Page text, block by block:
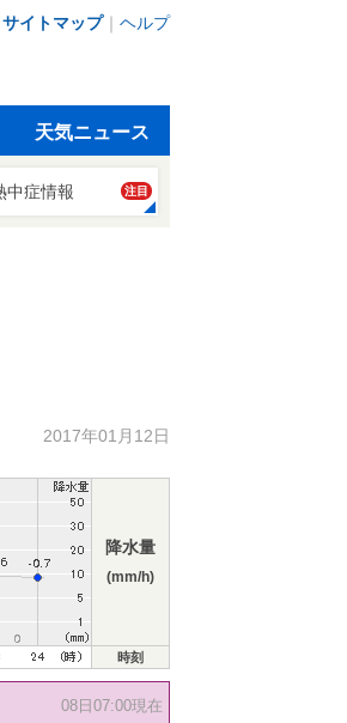
サイトマップ｜ ヘルプ
天気ニュース
中症情報 注目
2017年01月12日
降水量
(mm/h)
時刻
08日07:00現在